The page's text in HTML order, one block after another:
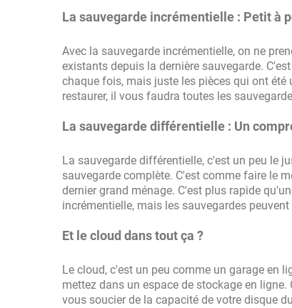
La sauvegarde incrémentielle : Petit à
Avec la sauvegarde incrémentielle, on ne
existants depuis la dernière sauvegarde.
chaque fois, mais juste les pièces qui ont
restaurer, il vous faudra toutes les
La sauvegarde différentielle : Un
La sauvegarde différentielle, c'est un peu le
sauvegarde complète. C'est comme faire le
dernier grand ménage. C'est plus rapide
incrémentielle, mais les sauvegardes
Et le cloud dans tout ça ?
Le cloud, c'est un peu comme un garage en
mettez dans un espace de stockage en
vous soucier de la capacité de votre disque